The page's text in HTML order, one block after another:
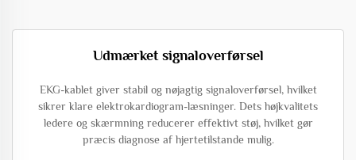
Udmærket signaloverførsel
EKG-kablet giver stabil og nøjagtig signaloverførsel, hvilket
sikrer klare elektrokardiogram-læsninger. Dets højkvalitets
ledere og skærmning reducerer effektivt støj, hvilket gør
præcis diagnose af hjertetilstande mulig.